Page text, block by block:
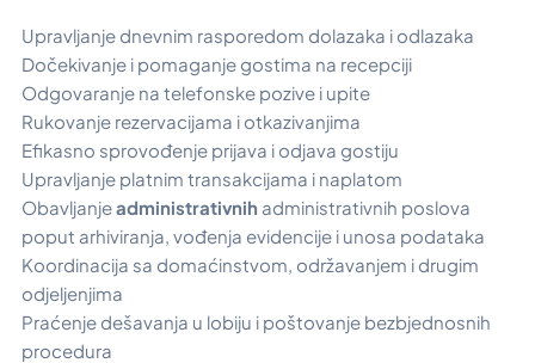
Upravljanje dnevnim rasporedom dolazaka i odlazaka
Dočekivanje i pomaganje gostima na recepciji
Odgovaranje na telefonske pozive i upite
Rukovanje rezervacijama i otkazivanjima
Efikasno sprovođenje prijava i odjava gostiju
Upravljanje platnim transakcijama i naplatom
Obavljanjeadministrativnih administrativnih poslova
poput arhiviranja, vođenja evidencije i unosa podataka
Koordinacija sa domaćinstvom, održavanjem i drugim
odjeljenjima
Praćenje dešavanja u lobiju i poštovanje bezbjednosnih
procedura